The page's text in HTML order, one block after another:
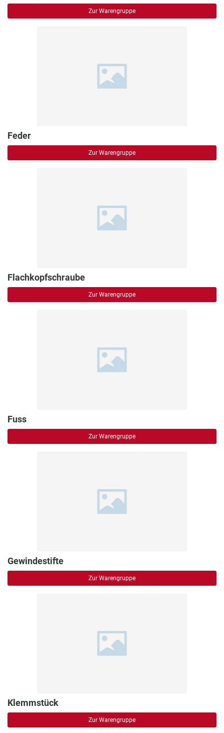
Zur Warengruppe
Feder
Zur Warengruppe
Flachkopfschraube
Zur Warengruppe
Fuss
Zur Warengruppe
Gewindestifte
Zur Warengruppe
Klemmstück
Zur Warengruppe